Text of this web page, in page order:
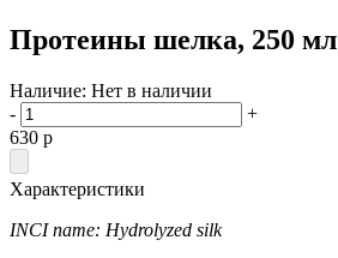
Протеины шелка, 250 мл
Наличие: Нет в наличии
-
+
630 p
Характеристики
INCI name: Hydrolyzed silk